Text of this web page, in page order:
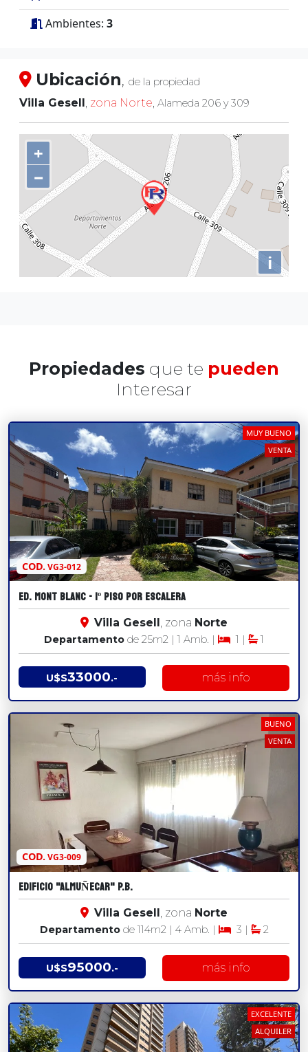
Ambientes: 3
Ubicación, de la propiedad
Villa Gesell, zona Norte, Alameda 206 y 309
+
−
i
Propiedades que te pueden
Interesar
COD.VG3-012
MUY BUENO
VENTA
ED. MONT BLANC - 1º PISO POR ESCALERA
Villa Gesell , zona Norte
Departamento de 25m2 | 1 Amb. | 1 | 1
U$S33000.- más info
COD.VG3-009
BUENO
VENTA
EDIFICIO "ALMUÑECAR" P.B.
Villa Gesell , zona Norte
Departamentode 114m2| 4 Amb. | 3 | 2
U$S95000.- más info
EXCELENTE
ALQUILER